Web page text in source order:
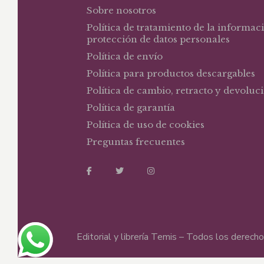
Sobre nosotros
Política de tratamiento de la
protección de datos personales
Política de envío
Política para productos descargables
Política de cambio, retracto y
Política de garantía
Política de uso de cookies
Preguntas frecuentes
Editorial y librería Temis – Todos los